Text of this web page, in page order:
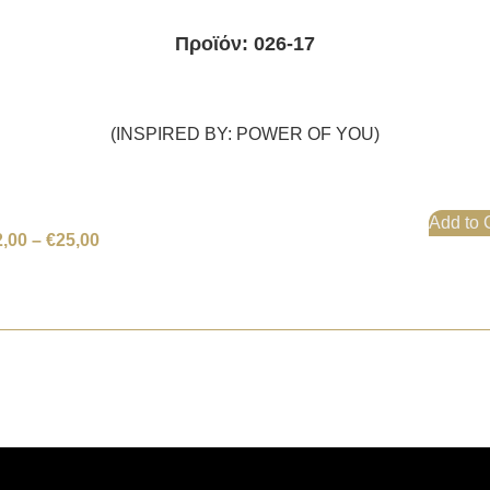
Προϊόν: 026-17
(INSPIRED BY: POWER OF YOU)
– €25,00
Add to